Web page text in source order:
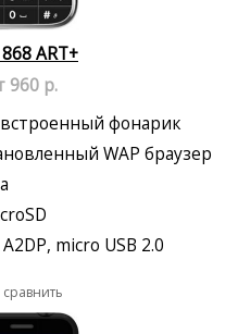
ART+
960 р.
фонарик
WAP браузер
micro USB 2.0
сравнить